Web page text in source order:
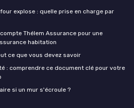
explose : quelle prise en charge par
Thélem Assurance pour une
habitation
ce que vous devez savoir
: comprendre ce document clé pour votre
si un mur s'écroule ?